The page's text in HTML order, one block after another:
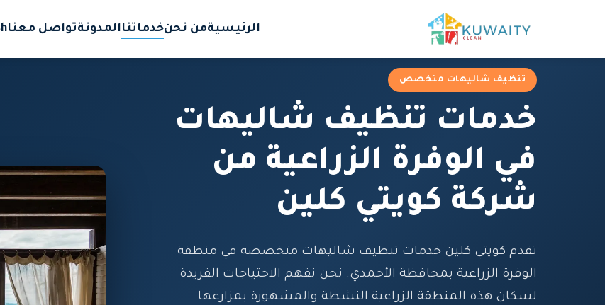
الرئيسيةمن نحنخدماتناالمدونةتواصل معنا
تنظيف شاليهات متخصص
خدمات تنظيف شاليهات
في الوفرة الزراعية من
شركة كويتي كلين
تقدم كويتي كلين خدمات تنظيف شاليهات متخصصة في منطقة
الوفرة الزراعية بمحافظة الأحمدي. نحن نفهم الاحتياجات الفريدة
لسكان هذه المنطقة الزراعية النشطة والمشهورة بمزارعها